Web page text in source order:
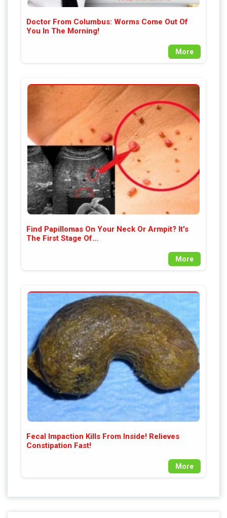
Doctor From Columbus: Worms Come Out Of
You In The Morning!
More
Find Papillomas On Your Neck Or Armpit? It's
The First Stage Of...
More
Fecal Impaction Kills From Inside! Relieves
Constipation Fast!
More